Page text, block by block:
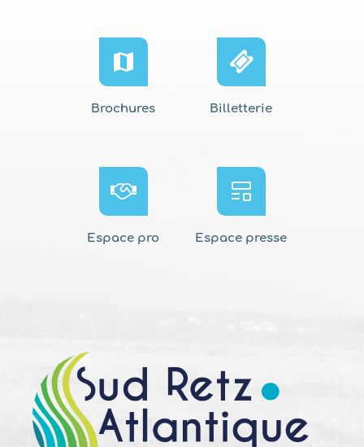
Brochures Billetterie
Espace pro Espace presse